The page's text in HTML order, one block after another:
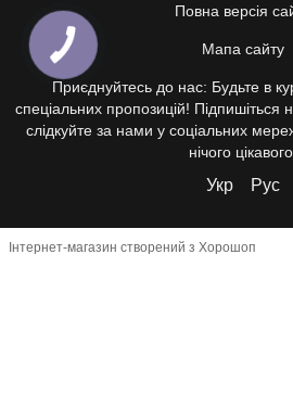
Повна версія
Мапа сайту
Приєднуйтесь до нас: Будьте в
спеціальних пропозицій! Підпишіться
слідкуйте за нами у соціальних
нічого цікавого.
Укр Рус
Інтернет-магазин створений з Хорошоп